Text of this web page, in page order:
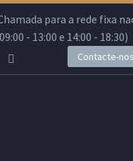
para a rede fixa
09:00 - 13:00 e 14:00 - 18:30)
Contacte-nos